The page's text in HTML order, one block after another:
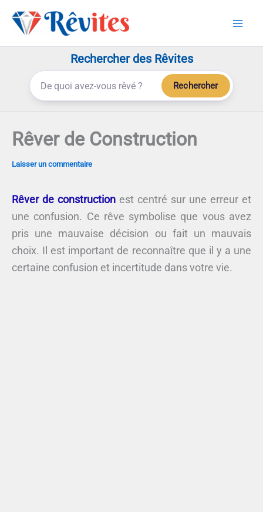
Rechercher des Rêvites
Rechercher
Rêver de Construction
Laisser un commentaire
Rêver de construction est centré sur une erreur et
une confusion. Ce rêve symbolise que vous avez
pris une mauvaise décision ou fait un mauvais
choix. Il est important de reconnaître que il y a une
certaine confusion et incertitude dans votre vie.